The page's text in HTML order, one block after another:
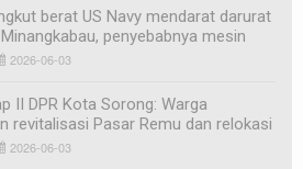
berat US Navy mendarat darurat
penyebabnya mesin
2026-06-03
II DPR Kota Sorong: Warga
revitalisasi Pasar Remu dan relokasi
2026-06-03